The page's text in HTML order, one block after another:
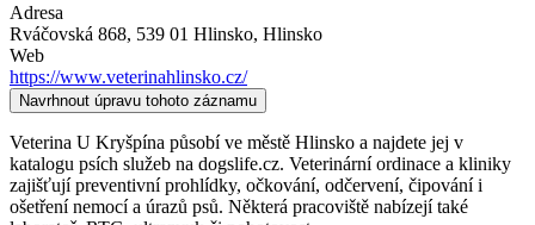
Adresa
Rváčovská 868, 539 01 Hlinsko, Hlinsko
Web
https://www.veterinahlinsko.cz/
Navrhnout úpravu tohoto záznamu
Veterina U Kryšpína působí ve městě Hlinsko a najdete jej v
katalogu psích služeb na dogslife.cz. Veterinární ordinace a kliniky
zajišťují preventivní prohlídky, očkování, odčervení, čipování i
ošetření nemocí a úrazů psů. Některá pracoviště nabízejí také